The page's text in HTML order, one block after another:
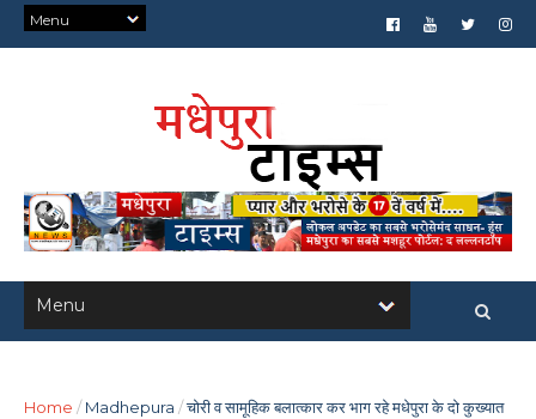
Home / Madhepura /चोरी व सामूहिक बलात्कार कर भाग रहे मधेपुरा के दो कुख्यात